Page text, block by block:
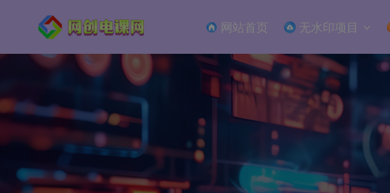
网站首页 无水印项目